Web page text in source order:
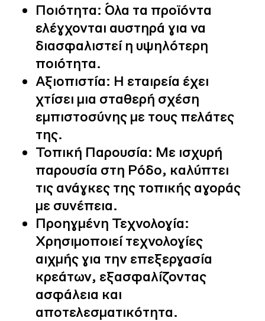
Ποιότητα: Όλα τα προϊόντα
ελέγχονται αυστηρά για να
διασφαλιστεί η υψηλότερη
ποιότητα.
Αξιοπιστία: Η εταιρεία έχει
χτίσει μια σταθερή σχέση
εμπιστοσύνης με τους πελάτες
της.
Τοπική Παρουσία: Με ισχυρή
παρουσία στη Ρόδο, καλύπτει
τις ανάγκες της τοπικής αγοράς
με συνέπεια.
Προηγμένη Τεχνολογία:
Χρησιμοποιεί τεχνολογίες
αιχμής για την επεξεργασία
κρεάτων, εξασφαλίζοντας
ασφάλεια και
αποτελεσματικότητα.